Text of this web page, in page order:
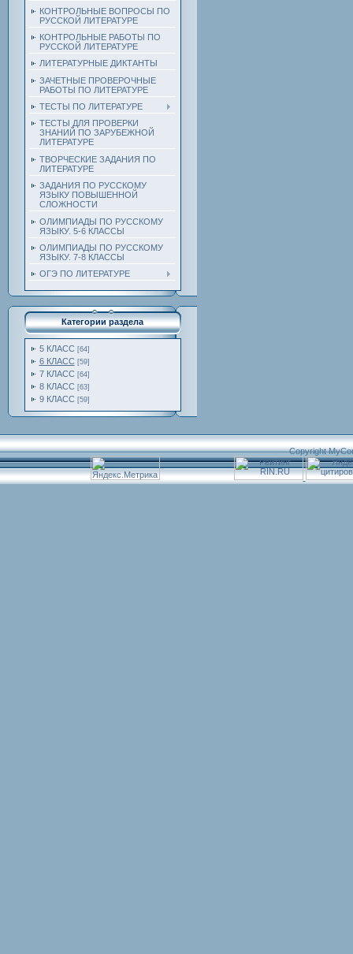
КОНТРОЛЬНЫЕ ВОПРОСЫ ПО
РУССКОЙ ЛИТЕРАТУРЕ
КОНТРОЛЬНЫЕ РАБОТЫ ПО
РУССКОЙ ЛИТЕРАТУРЕ
ЛИТЕРАТУРНЫЕ ДИКТАНТЫ
ЗАЧЕТНЫЕ ПРОВЕРОЧНЫЕ
РАБОТЫ ПО ЛИТЕРАТУРЕ
ТЕСТЫ ПО ЛИТЕРАТУРЕ
ТЕСТЫ ДЛЯ ПРОВЕРКИ
ЗНАНИЙ ПО ЗАРУБЕЖНОЙ
ЛИТЕРАТУРЕ
ТВОРЧЕСКИЕ ЗАДАНИЯ ПО
ЛИТЕРАТУРЕ
ЗАДАНИЯ ПО РУССКОМУ
ЯЗЫКУ ПОВЫШЕННОЙ
СЛОЖНОСТИ
ОЛИМПИАДЫ ПО РУССКОМУ
ЯЗЫКУ. 5-6 КЛАССЫ
ОЛИМПИАДЫ ПО РУССКОМУ
ЯЗЫКУ. 7-8 КЛАССЫ
ОГЭ ПО ЛИТЕРАТУРЕ
Категории раздела
5 КЛАСС [64]
6 КЛАСС [59]
7 КЛАСС [64]
8 КЛАСС [63]
9 КЛАСС [59]
Copyright